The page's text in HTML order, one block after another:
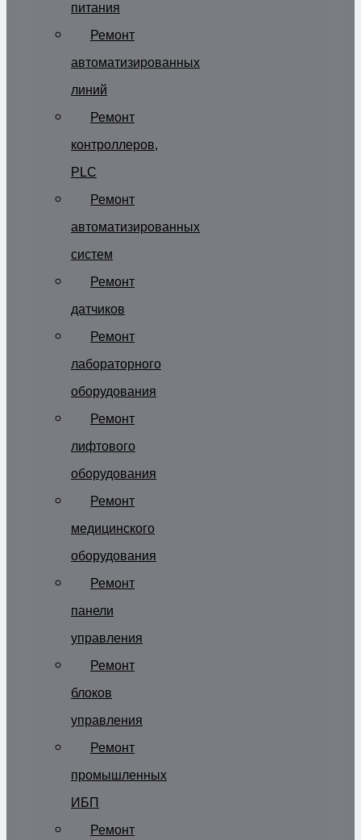
питания
Ремонт
автоматизированных
линий
Ремонт
контроллеров,
PLC
Ремонт
автоматизированных
систем
Ремонт
датчиков
Ремонт
лабораторного
оборудования
Ремонт
лифтового
оборудования
Ремонт
медицинского
оборудования
Ремонт
панели
управления
Ремонт
блоков
управления
Ремонт
промышленных
ИБП
Ремонт